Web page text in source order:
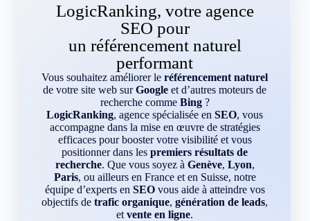
LogicRanking, votre agence
SEO pour
un référencement naturel
performant
Vous souhaitez améliorer leréférencement naturel
de votre site web surGoogle et d’autres moteurs de
recherche comme Bing?
LogicRanking, agence spécialisée enSEO, vous
accompagne dans la mise en œuvre de stratégies
efficaces pour booster votre visibilité et vous
positionner dans lespremiers résultats de
recherche. Que vous soyez à Genève, Lyon,
Paris, ou ailleurs en France et en Suisse, notre
équipe d’experts en SEOvous aide à atteindre vos
objectifs detrafic organique,génération de leads,
etvente en ligne.